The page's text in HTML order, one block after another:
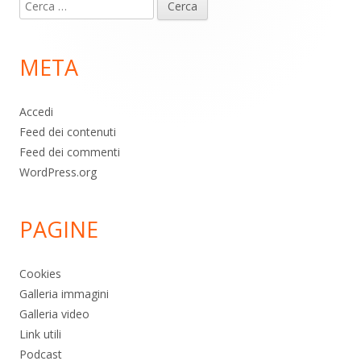
piè
pagina
per:
META
Accedi
Feed dei contenuti
Feed dei commenti
WordPress.org
PAGINE
Cookies
Galleria immagini
Galleria video
Link utili
Podcast